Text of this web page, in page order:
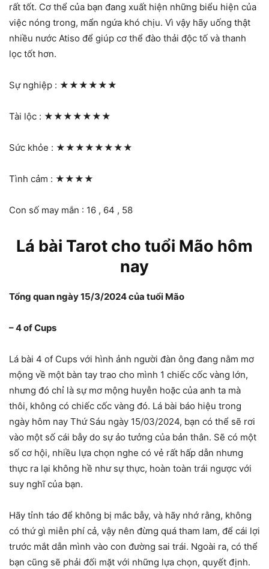
rất tốt. Cơ thể của bạn đang xuất hiện những biểu hiện của
việc nóng trong, mẩn ngứa khó chịu. Vì vậy hãy uống thật
nhiều nước Atiso để giúp cơ thể đào thải độc tố và thanh
lọc tốt hơn.
Sự nghiệp : ★★★★★★
Tài lộc : ★★★★★★★
Sức khỏe : ★★★★★★★★
Tình cảm : ★★★★
Con số may mắn : 16 , 64 , 58
Lá bài Tarot cho tuổi Mão hôm
nay
Tổng quan ngày 15/3/2024 của tuổi Mão
– 4 of Cups
Lá bài 4 of Cups với hình ảnh người đàn ông đang nằm mơ
mộng về một bàn tay trao cho mình 1 chiếc cốc vàng lớn,
nhưng đó chỉ là sự mơ mộng huyễn hoặc của anh ta mà
thôi, không có chiếc cốc vàng đó. Lá bài báo hiệu trong
ngày hôm nay Thứ Sáu ngày 15/03/2024, bạn có thể sẽ rơi
vào một số cái bẫy do sự ảo tưởng của bản thân. Sẽ có một
số cơ hội, nhiều lựa chọn nghe có vẻ rất hấp dẫn nhưng
thực ra lại không hề như sự thực, hoàn toàn trái ngược với
suy nghĩ của bạn.
Hãy tỉnh táo để không bị mắc bẫy, và hãy nhớ rằng, không
có thứ gì miễn phí cả, vậy nên đừng quá tham lam, để cái lợi
trước mắt dẫn mình vào con đường sai trái. Ngoài ra, có thể
bạn cũng sẽ phải đối mặt với những lựa chọn, quyết định.